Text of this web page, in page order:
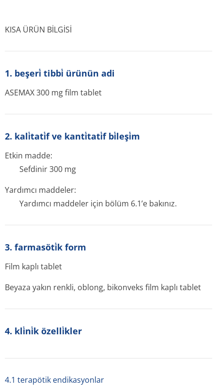
KISA ÜRÜN BİLGİSİ
1. beşeri̇ tibbi̇ ürünün adi
ASEMAX 300 mg film tablet
2. kali̇tati̇f ve kanti̇tati̇f bi̇leşi̇m
Etkin madde:
Sefdinir 300 mg
Yardımcı maddeler:
Yardımcı maddeler için bölüm 6.1’e bakınız.
3. farmasöti̇k form
Film kaplı tablet
Beyaza yakın renkli, oblong, bikonveks film kaplı tablet
4. kli̇ni̇k özelli̇kler
4.1 terapötik endikasyonlar